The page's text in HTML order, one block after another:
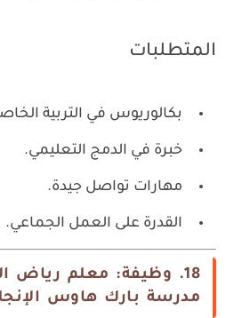
المتطلبات
بكالوريوس في التربية
خبرة في الدمج التعليمي.
مهارات تواصل جيدة.
القدرة على العمل الجماعي.
18. وظيفة: معلم رياض
مدرسة بارك هاوس